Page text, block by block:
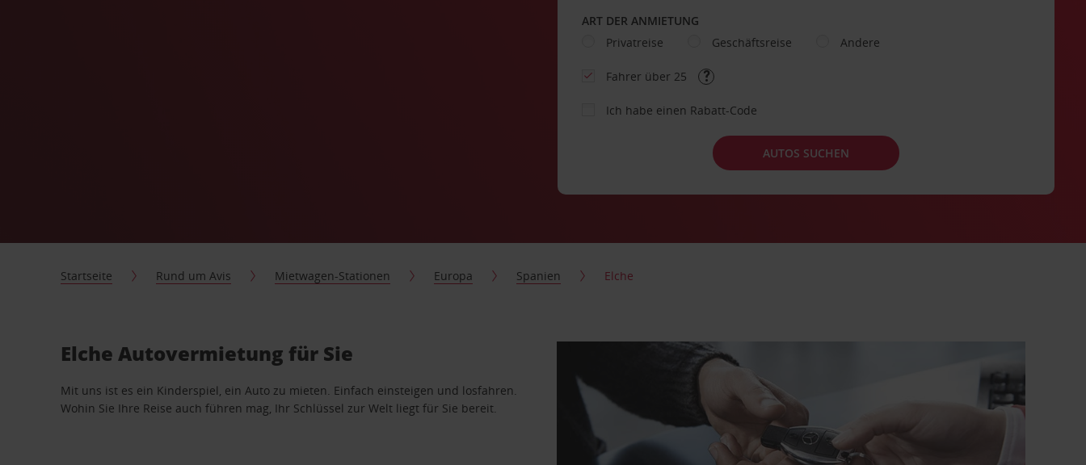
ART DER ANMIETUNG
Privatreise
Geschäftsreise Andere
Fahrer über 25
Ich habe einen Rabatt-Code
AUTOS SUCHEN
Startseite Rund um Avis Mietwagen-Stationen Europa Spanien Elche
Elche Autovermietung für Sie
Mit uns ist es ein Kinderspiel, ein Auto zu mieten. Einfach einsteigen und losfahren.
Wohin Sie Ihre Reise auch führen mag, Ihr Schlüssel zur Welt liegt für Sie bereit.